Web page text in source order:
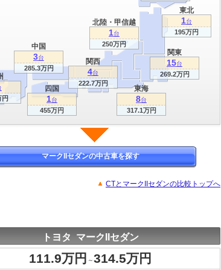
関東
15台
269.2万円
関西
4台
222.7万円
東海
8台
317.1万円
円
東北
1台
195万円
北陸・甲信越
1台
250万円
中国
3台
285.3万円
四国
1台
455万円
マークIIセダンの中古車を探す
CTとマークIIセダンの比較トップへ
トヨタ マークIIセダン
111.9万円 ～314.5万円